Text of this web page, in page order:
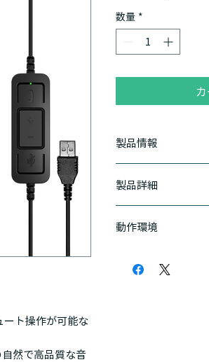
ート操作が可能な
然で高品質な音
数量 *
製品情報
職場でのオーディオ
だけでなく、コール
優れた音質で通話を
製品詳細
マイク周波数：150-
ヘッドセット重量
動作環境
Connect、Amazon